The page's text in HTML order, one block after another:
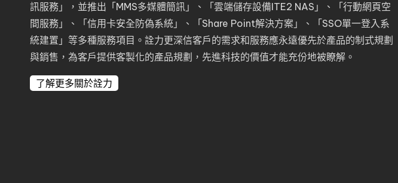
訊服務 」，並推出「 MMS多媒體簡訊 」、「 雲端儲存設備ITE2 NAS 」、「 行動網頁空
間服務 」、「 信用卡安全防偽系統 」、「 Share Point解決方案 」、「 SSO單一登入系
統建置 」等多種服務項目。詮力更深信客戶的需求和服務應永遠優先於產品的制式規劃
與銷售，為客戶提供客製化的產品規劃，先進科技的價值才能充份地被瞭解。
了解更多關於詮力